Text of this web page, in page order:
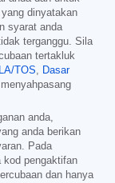
dinyatakan
syarat anda
terganggu. Sila
tertakluk
TOS, Dasar
anda,
anda berikan
Pada
kod pengaktifan
dan hanya